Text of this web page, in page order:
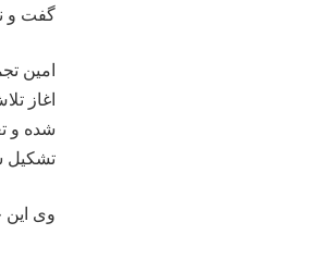
گفت و
امین
اغاز
شده و
تشکیل
وی این